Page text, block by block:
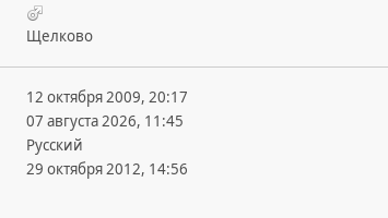
Щелково
12 октября 2009, 20:17
07 августа 2026, 11:45
Русский
29 октября 2012, 14:56